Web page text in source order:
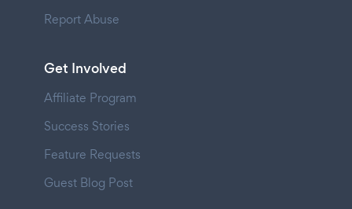
Report Abuse
Get Involved
Affiliate Program
Success Stories
Feature Requests
Guest Blog Post